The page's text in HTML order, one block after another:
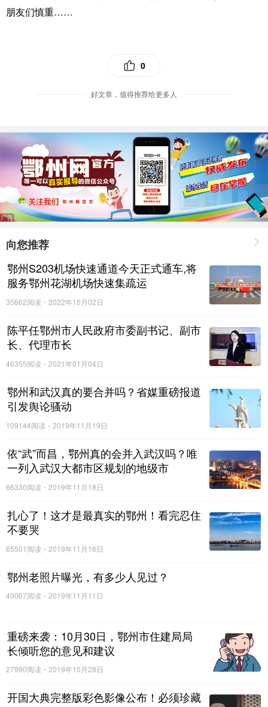
朋友们慎重……
0
好文章，值得推荐给更多人
向您推荐
鄂州S203机场快速通道今天正式通车,将
服务鄂州花湖机场快速集疏运
35662阅读 2022年10月02日
陈平任鄂州市人民政府市委副书记、副市
长、代理市长
46355阅读 2021年01月04日
鄂州和武汉真的要合并吗？省媒重磅报道
引发舆论骚动
109144阅读 2019年11月19日
依“武”而昌，鄂州真的会并入武汉吗？唯
一列入武汉大都市区规划的地级市
66330阅读 2019年11月18日
扎心了！这才是最真实的鄂州！看完忍住
不要哭
65501阅读 2019年11月16日
鄂州老照片曝光，有多少人见过？
40067阅读 2019年11月11日
重磅来袭：10月30日，鄂州市住建局局
长倾听您的意见和建议
27990阅读 2019年10月28日
开国大典完整版彩色影像公布！必须珍藏